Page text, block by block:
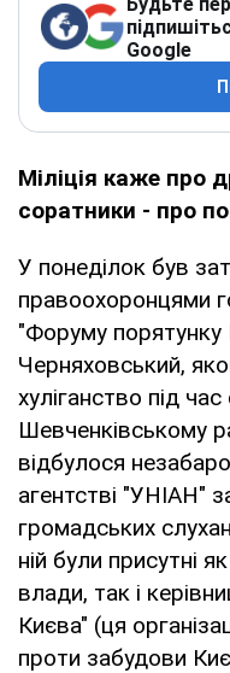
Google
Міліція каже про
соратники - про
У понеділок був
правоохоронцями
"Форуму порятунку
Черняховський,
хуліганство під
Шевченківському
відбулося
агентстві "УНІАН"
громадських
ній були присутні
влади, так і
Києва" (ця
проти забудови